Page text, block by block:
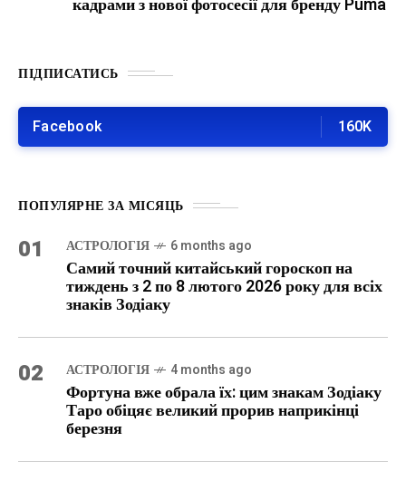
кадрами з нової фотосесії для бренду Puma
ПІДПИСАТИСЬ
Facebook 160K
ПОПУЛЯРНЕ ЗА МІСЯЦЬ
01 АСТРОЛОГІЯ 6 months ago
Самий точний китайський гороскоп на
тиждень з 2 по 8 лютого 2026 року для всіх
знаків Зодіаку
02 АСТРОЛОГІЯ 4 months ago
Фортуна вже обрала їх: цим знакам Зодіаку
Таро обіцяє великий прорив наприкінці
березня